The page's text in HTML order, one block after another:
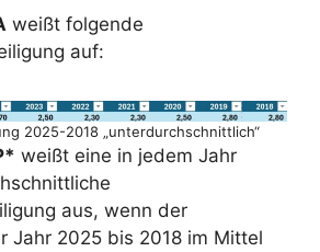
weißt folgende
auf:
2025-2018 „unterdurchschnittlich“
weißt eine in jedem Jahr
aus, wenn der
Jahr 2025 bis 2018 im Mittel